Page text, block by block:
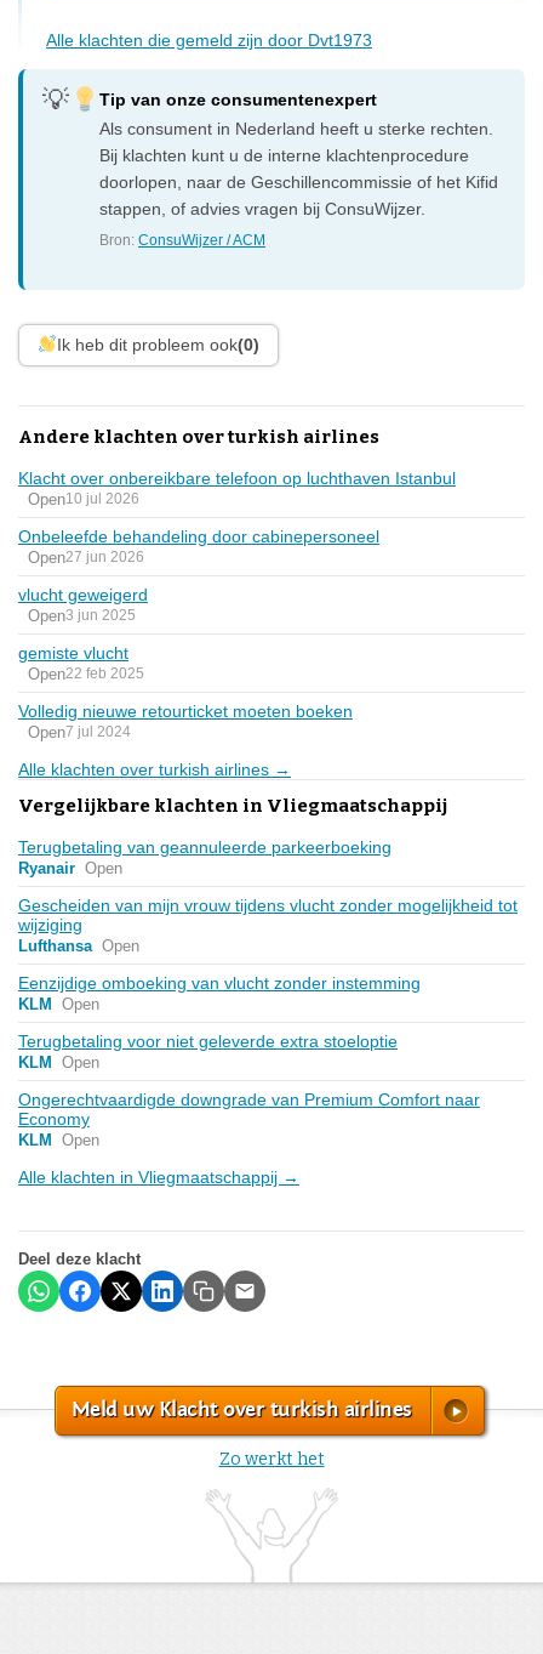
Alle klachten die gemeld zijn door Dvt1973
Tip van onze consumentenexpert
Als consument in Nederland heeft u sterke rechten.
Bij klachten kunt u de interne klachtenprocedure
doorlopen, naar de Geschillencommissie of het Kifid
stappen, of advies vragen bij ConsuWijzer.
Bron:ConsuWijzer / ACM
Ik heb dit probleem ook(0)
Andere klachten over turkish airlines
Klacht over onbereikbare telefoon op luchthaven Istanbul
Open10 jul 2026
Onbeleefde behandeling door cabinepersoneel
Open27 jun 2026
vlucht geweigerd
Open3 jun 2025
gemiste vlucht
Open22 feb 2025
Volledig nieuwe retourticket moeten boeken
Open7 jul 2024
Alle klachten over turkish airlines →
Vergelijkbare klachten in Vliegmaatschappij
Terugbetaling van geannuleerde parkeerboeking
Ryanair Open
Gescheiden van mijn vrouw tijdens vlucht zonder mogelijkheid tot
wijziging
Lufthansa Open
Eenzijdige omboeking van vlucht zonder instemming
KLM Open
Terugbetaling voor niet geleverde extra stoeloptie
KLM Open
Ongerechtvaardigde downgrade van Premium Comfort naar
Economy
KLM Open
Alle klachten in Vliegmaatschappij →
Deel deze klacht
Meld uw Klacht over turkish airlines
Zo werkt het